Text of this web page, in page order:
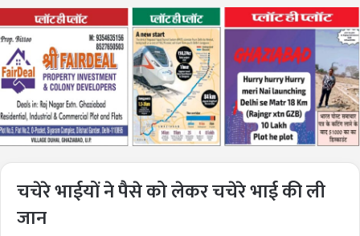
चचेरे भाईयों ने पैसे को लेकर चचेरे भाई की ली
जान